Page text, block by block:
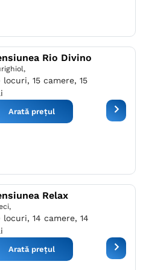
Rio Divino
locuri, 15 camere, 15
Arată prețul
Relax
locuri, 14 camere, 14
Arată prețul